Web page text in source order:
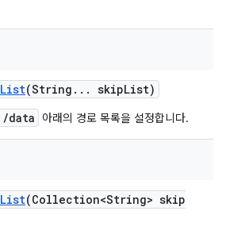
List(String . . . skipList)
/data 아래의 경로 목록을 설정합니다.
List(Collection<String> skip